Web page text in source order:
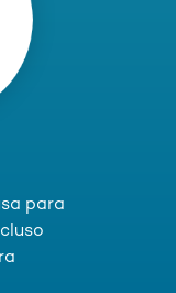
para